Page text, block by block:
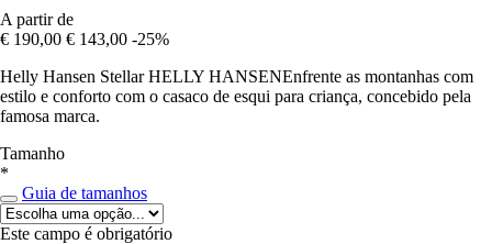
A partir de
€ 190,00 € 143,00 -25%
Helly Hansen Stellar HELLY HANSENEnfrente as montanhas com
estilo e conforto com o casaco de esqui para criança, concebido pela
famosa marca.
Tamanho
*
Guia de tamanhos
Este campo é obrigatório